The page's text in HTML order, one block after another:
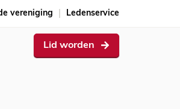
vereniging Ledenservice
Lid worden